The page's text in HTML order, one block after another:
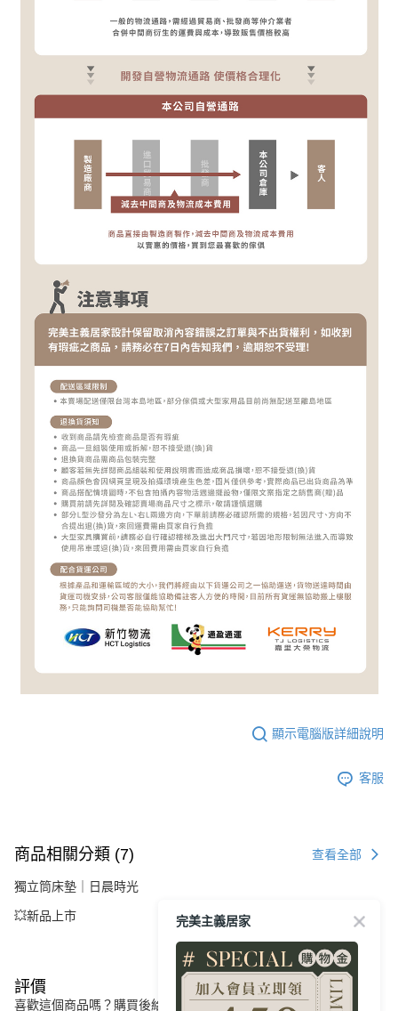
顯示電腦版詳細說明
客服
商品相關分類 (7) 查看全部
獨立筒床墊｜日晨時光
💥新品上市
評價
喜歡這個商品嗎？購買後給他一個好評吧
完美主義居家